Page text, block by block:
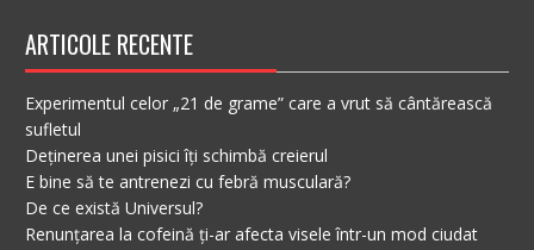
ARTICOLE RECENTE
Experimentul celor „21 de grame” care a vrut să cântărească
sufletul
Deținerea unei pisici îți schimbă creierul
E bine să te antrenezi cu febră musculară?
De ce există Universul?
Renunțarea la cofeină ți-ar afecta visele într-un mod ciudat